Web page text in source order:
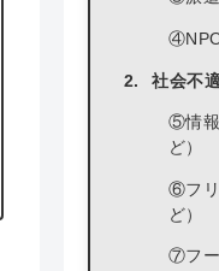
社会不
⑤情報
ど）
⑥フリ
ど）
⑦フー